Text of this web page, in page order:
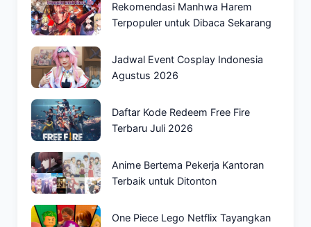
Rekomendasi Manhwa Harem
Terpopuler untuk Dibaca Sekarang
Jadwal Event Cosplay Indonesia
Agustus 2026
Daftar Kode Redeem Free Fire
Terbaru Juli 2026
Anime Bertema Pekerja Kantoran
Terbaik untuk Ditonton
One Piece Lego Netflix Tayangkan